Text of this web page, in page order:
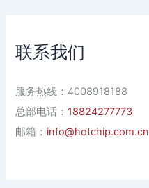
联系我们
服务热线：4008918188
总部电话：18824277773
邮箱： info@hotchip.com.cn